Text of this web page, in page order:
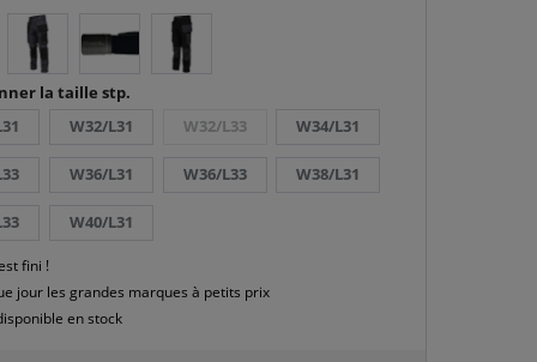
la taille stp.
W32/L31 W32/L33 W34/L31
W36/L31 W36/L33 W38/L31
W40/L31
fini !
jour les grandes marques à petits prix
en stock